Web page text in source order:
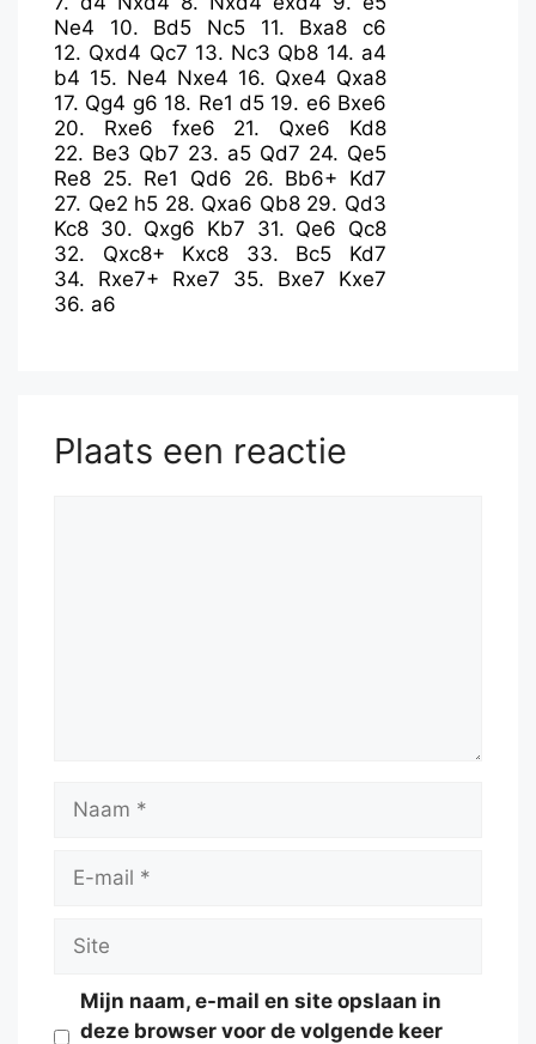
Ne4
10. Bd5 Nc5 11. Bxa8
c6
12. Qxd4 Qc7 13. Nc3 Qb8 14. a4
b4 15. Ne4 Nxe4 16. Qxe4 Qxa8
17. Qg4 g6 18. Re1 d5 19. e6 Bxe6
20. Rxe6 fxe6 21. Qxe6
Kd8
22. Be3 Qb7 23. a5 Qd7 24. Qe5
Re8 25. Re1 Qd6 26. Bb6+ Kd7
27. Qe2 h5 28. Qxa6 Qb8 29. Qd3
Kc8 30. Qxg6 Kb7 31. Qe6 Qc8
32. Qxc8+ Kxc8 33. Bc5
Kd7
34. Rxe7+ Rxe7 35. Bxe7
Kxe7
36. a6
Plaats een reactie
Naam
Site
Mijn naam, e-mail en site opslaan in
deze browser voor de volgende keer